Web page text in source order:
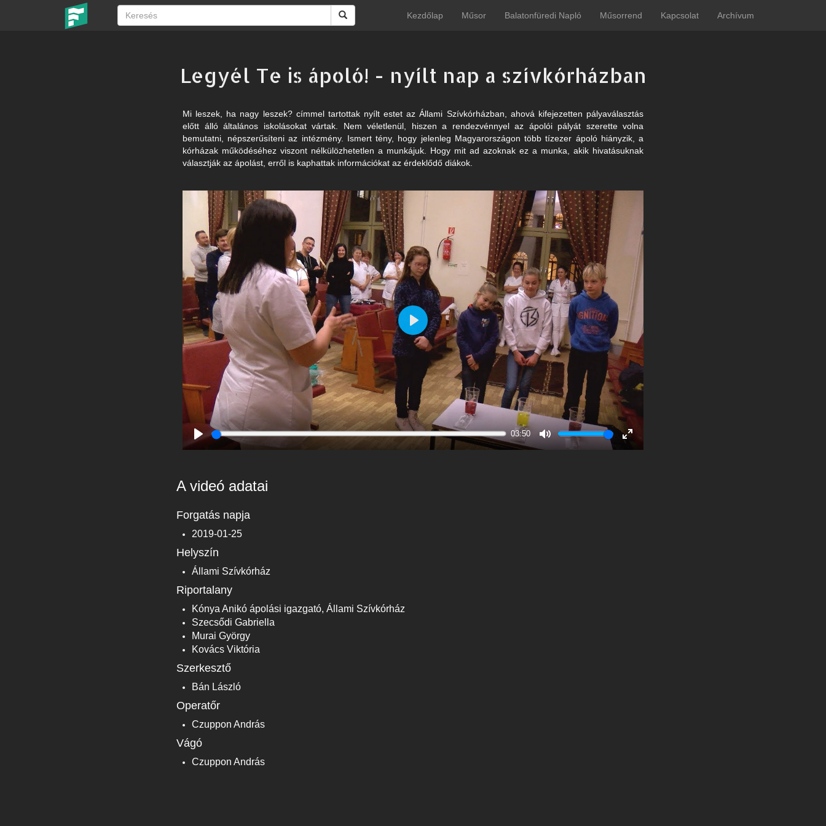
Kezdőlap Műsor Balatonfüredi Napló Műsorrend Kapcsolat Archívum
Legyél Te is ápoló! - nyílt nap a szívkórházban
Mi leszek, ha nagy leszek? címmel tartottak nyílt estet az Állami Szívkórházban, ahová kifejezetten pályaválasztás
előtt álló általános iskolásokat vártak. Nem véletlenül, hiszen a rendezvénnyel az ápolói pályát szerette volna
bemutatni, népszerűsíteni az intézmény. Ismert tény, hogy jelenleg Magyarországon több tízezer ápoló hiányzik, a
kórházak működéséhez viszont nélkülözhetetlen a munkájuk. Hogy mit ad azoknak ez a munka, akik hivatásuknak
választják az ápolást, erről is kaphattak információkat az érdeklődő diákok.
03:50
Play
A videó adatai
Forgatás napja
2019-01-25
Helyszín
Állami Szívkórház
Riportalany
Kónya Anikó ápolási igazgató, Állami Szívkórház
Szecsődi Gabriella
Murai György
Kovács Viktória
Szerkesztő
Bán László
Operatőr
Czuppon András
Vágó
Czuppon András